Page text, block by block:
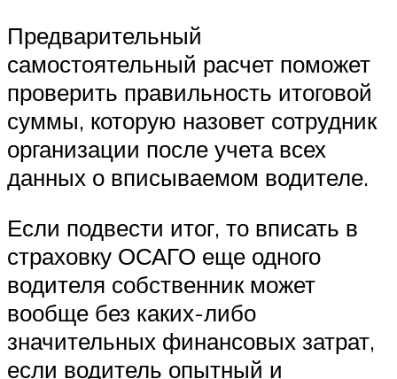
Предварительный
самостоятельный расчет поможет
проверить правильность итоговой
суммы, которую назовет сотрудник
организации после учета всех
данных о вписываемом водителе.
Если подвести итог, то вписать в
страховку ОСАГО еще одного
водителя собственник может
вообще без каких-либо
значительных финансовых затрат,
если водитель опытный и